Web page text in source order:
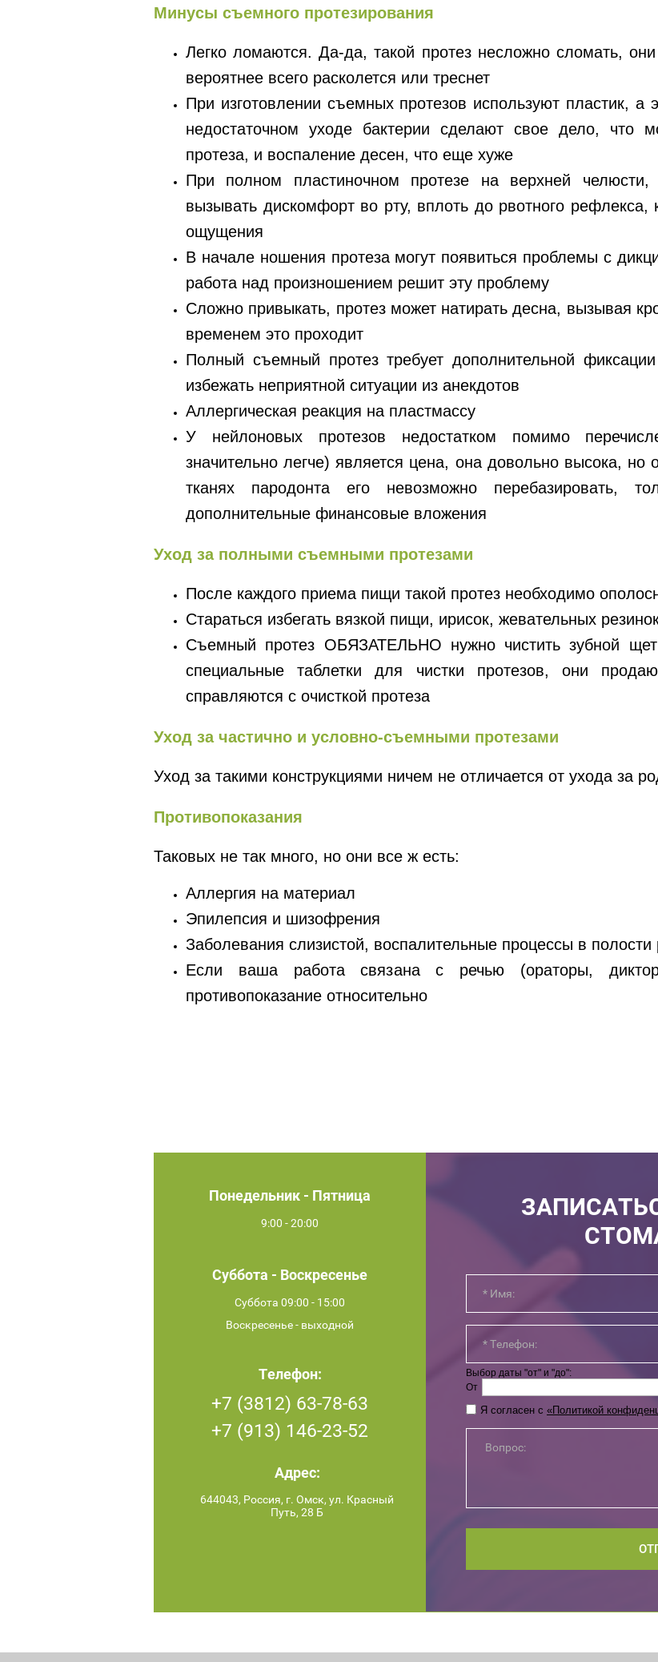
Минусы съемного протезирования
Легко ломаются. Да-да, такой протез несложно сломать,
вероятнее всего расколется или треснет
При изготовлении съемных протезов используют пластик, а
недостаточном уходе бактерии сделают свое дело, что
протеза, и воспаление десен, что еще хуже
При полном пластиночном протезе на верхней
вызывать дискомфорт во рту, вплоть до рвотного рефлекса,
ощущения
В начале ношения протеза могут появиться проблемы с
работа над произношением решит эту проблему
Сложно привыкать, протез может натирать десна, вызывая
временем это проходит
Полный съемный протез требует дополнительной
избежать неприятной ситуации из анекдотов
Аллергическая реакция на пластмассу
У нейлоновых протезов недостатком помимо
значительно легче) является цена, она довольно высока, но
тканях пародонта его невозможно перебазировать,
дополнительные финансовые вложения
Уход за полными съемными протезами
После каждого приема пищи такой протез необходимо
Стараться избегать вязкой пищи, ирисок, жевательных
Съемный протез ОБЯЗАТЕЛЬНО нужно чистить зубной
специальные таблетки для чистки протезов, они
справляются с очисткой протеза
Уход за частично и условно-съемными протезами
Уход за такими конструкциями ничем не отличается от ухода за
Противопоказания
Таковых не так много, но они все ж есть:
Аллергия на материал
Эпилепсия и шизофрения
Заболевания слизистой, воспалительные процессы в
Если ваша работа связана с речью (ораторы,
противопоказание относительно
Понедельник - Пятница
9:00 - 20:00
Суббота - Воскресенье
Суббота 09:00 - 15:00
Воскресенье - выходной
Телефон:
+7 (3812) 63-78-63
+7 (913) 146-23-52
Адрес:
644043, Россия, г. Омск, ул. Красный
Путь, 28 Б
Выбор даты "от" и "до":
От
Я согласен с «Политикой